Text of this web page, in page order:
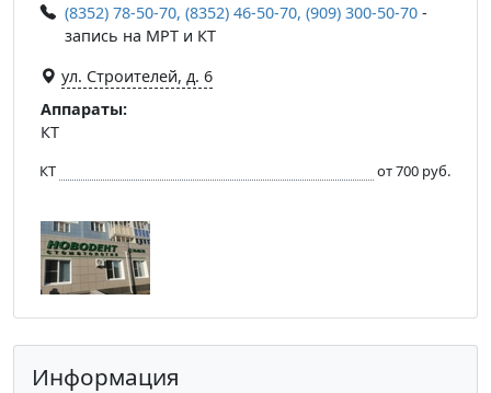
(8352) 78-50-70, (8352) 46-50-70, (909) 300-50-70 -
запись на МРТ и КТ
ул. Строителей, д. 6
Аппараты:
КТ
КТ от 700 руб.
Информация